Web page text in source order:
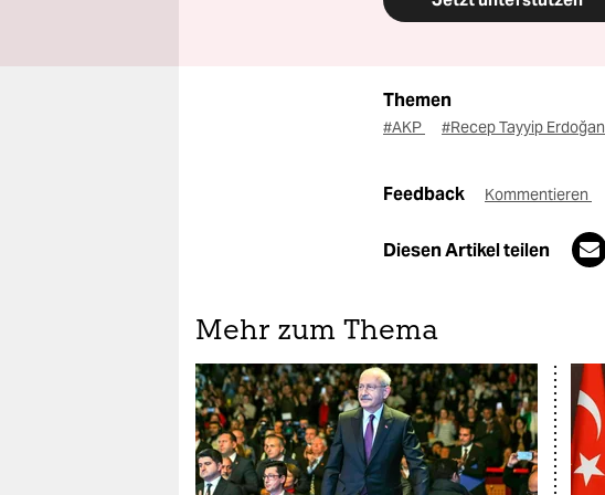
Themen
#AKP #Recep Tayyip Erdoğan
Feedback Kommentieren
Diesen Artikel teilen
Mehr zum Thema